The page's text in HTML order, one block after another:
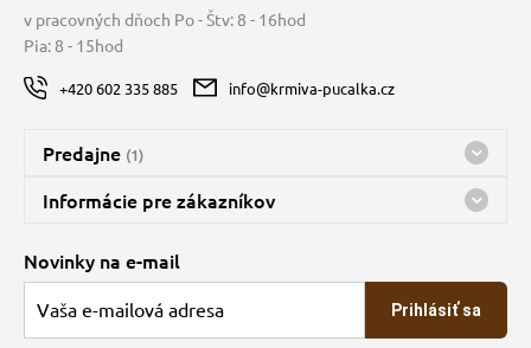
v pracovných dňoch Po - Štv: 8 - 16hod
Pia: 8 - 15hod
+420 602 335 885 info@krmiva-pucalka.cz
Predajne (1)
Predajňa a sklad Kbely
Bohužiaľ, momentálne máme zatvorené
Informácie pre zákazníkov
O spoločnosti
Veľkoobchod
Novinky na e-mail
Prihlásiť sa